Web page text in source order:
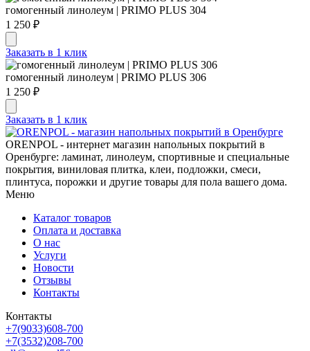
гомогенный линолеум | PRIMO PLUS 304
1 250 ₽
Заказать в 1 клик
гомогенный линолеум | PRIMO PLUS 306
1 250 ₽
Заказать в 1 клик
ORENPOL - интернет магазин напольных покрытий в
Оренбурге: ламинат, линолеум, спортивные и специальные
покрытия, виниловая плитка, клеи, подложки, смеси,
плинтуса, порожки и другие товары для пола вашего дома.
Меню
Каталог товаров
Оплата и доставка
О нас
Услуги
Новости
Отзывы
Контакты
Контакты
+7(9033)608-700
+7(3532)208-700